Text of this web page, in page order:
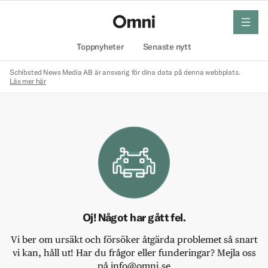
Toppnyheter Senaste nytt
meny
Schibsted News Media AB är ansvarig för dina data på denna webbplats.
Läs mer här
Oj! Något har gått fel.
Vi ber om ursäkt och försöker åtgärda problemet så snart
vi kan, håll ut! Har du frågor eller funderingar? Mejla oss